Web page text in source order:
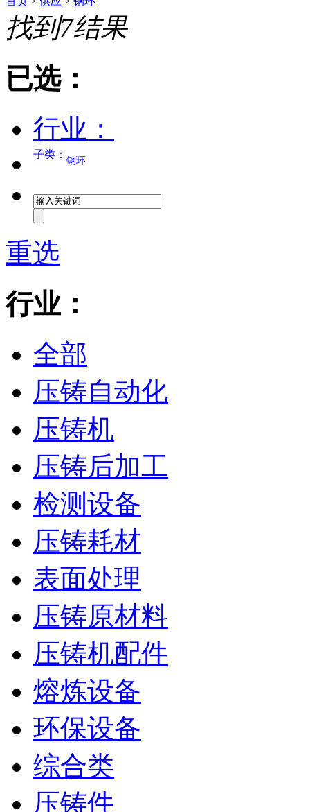
找到7结果
已选：
行业：
子类： 钢环
重选
行业：
全部
压铸自动化
压铸机
压铸后加工
检测设备
压铸耗材
表面处理
压铸原材料
压铸机配件
熔炼设备
环保设备
综合类
压铸件